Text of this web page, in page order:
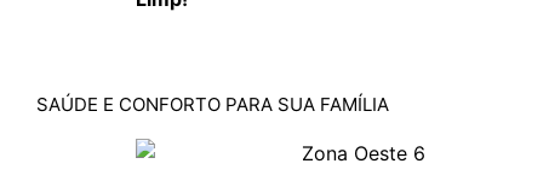
SAÚDE E CONFORTO PARA SUA FAMÍLIA